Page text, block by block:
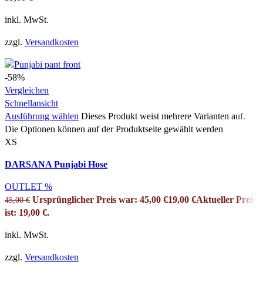
inkl. MwSt.
zzgl. Versandkosten
-58%
Vergleichen
Schnellansicht
Ausführung wählen Dieses Produkt weist mehrere Varianten auf.
Die Optionen können auf der Produktseite gewählt werden
XS
DARSANA Punjabi Hose
OUTLET %
45,00€ Ursprünglicher Preis war: 45,00 €19,00 €Aktueller Preis
ist: 19,00 €.
inkl. MwSt.
zzgl. Versandkosten